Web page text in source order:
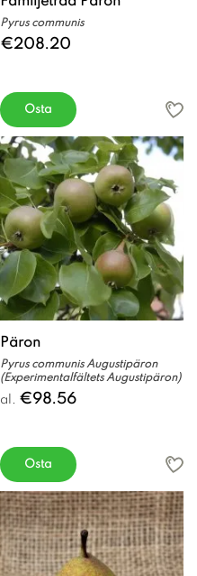
Pyrus communis
€208.20
Osta
Päron
Pyrus communis Augustipäron
(Experimentalfältets Augustipäron)
al. €98.56
Osta